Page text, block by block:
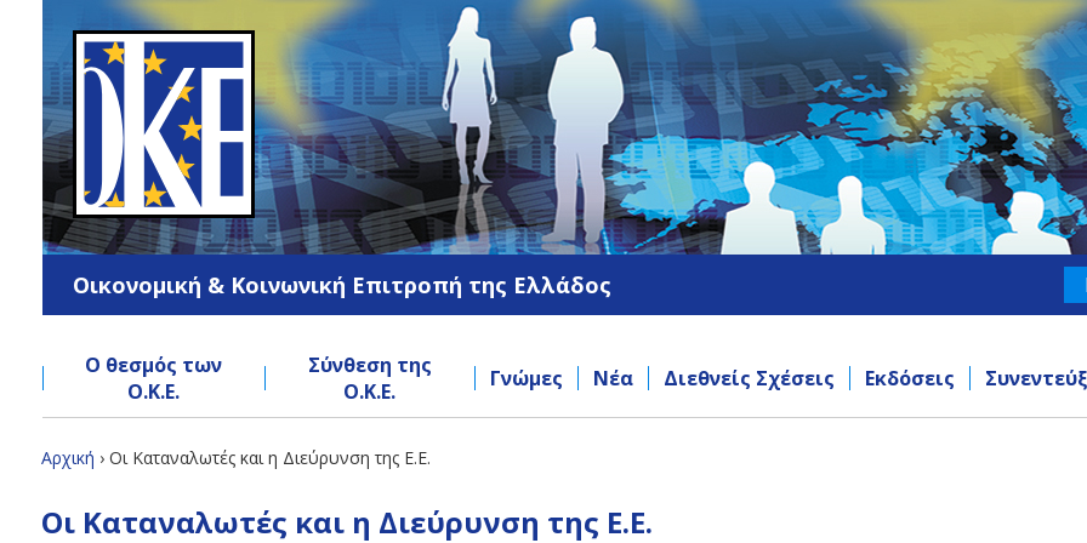
navigation
Οικονομική & Κοινωνική Επιτροπή της Ελλάδος
Ο θεσμός των
Ο.Κ.Ε.
Σύνθεση της
Ο.Κ.Ε.
Γνώμες Νέα Διεθνείς Σχέσεις Εκδόσεις
Αρχική › Οι Καταναλωτές και η Διεύρυνση της Ε.Ε.
to
Οι Καταναλωτές και η Διεύρυνση της Ε.Ε.
to